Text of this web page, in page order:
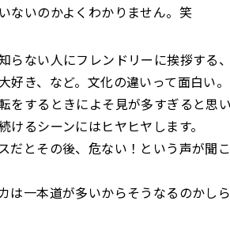
ないのかよくわかりません。笑
らない人にフレンドリーに挨拶する
好き、など。文化の違いって面白い。
をするときによそ見が多すぎると思
けるシーンにはヒヤヒヤします。
スだとその後、危ない！という声が聞
は一本道が多いからそうなるのかし